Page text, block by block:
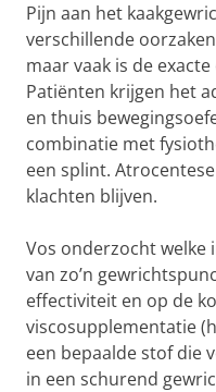
Pijn aan het
verschillende
maar vaak is de
Patiënten krijgen het
en thuis
combinatie met
een splint.
klachten blijven.
Vos onderzocht
van zo’n
effectiviteit en op de
viscosupplementatie
een bepaalde stof die
in een schurend